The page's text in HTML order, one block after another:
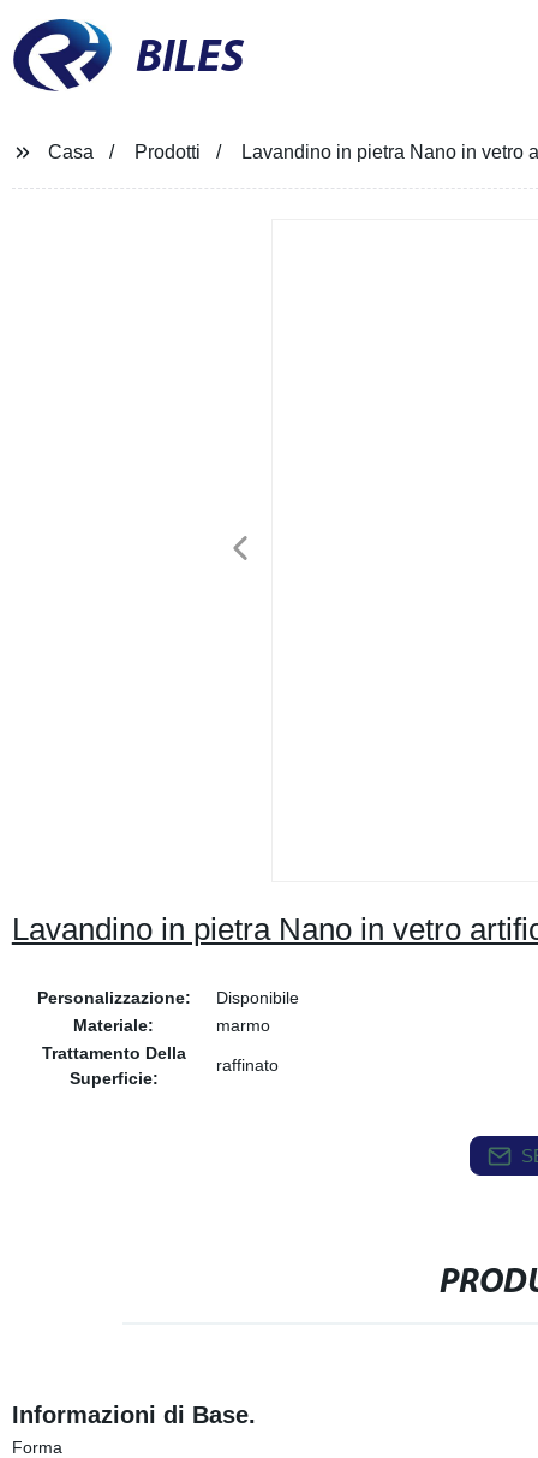
BILES
Casa Prodotti Lavandino in pietra Nano in vetro
Lavandino in pietra Nano in vetro
Personalizzazione:
Disponibile
Materiale:
marmo
Trattamento Della
Superficie:
raffinato
Informazioni di Base.
Forma